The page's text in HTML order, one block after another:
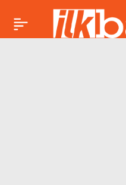
Markiz Adaları,